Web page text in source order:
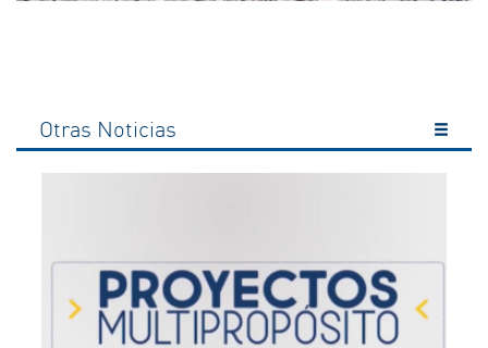
Otras Noticias